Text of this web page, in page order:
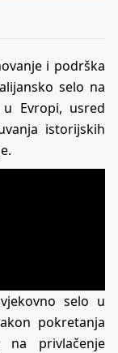
i podrška
selo na
Evropi, usred
istorijskih
selo u
pokretanja
na privlačenje